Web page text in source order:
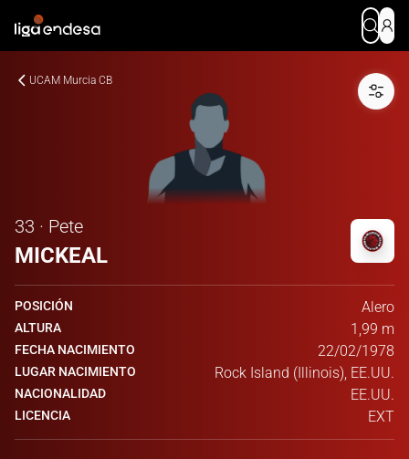
UCAM Murcia CB
33 · Pete
MICKEAL
POSICIÓN Alero
ALTURA 1,99 m
FECHA NACIMIENTO 22/02/1978
LUGAR NACIMIENTO Rock Island (Illinois), EE.UU.
NACIONALIDAD EE.UU.
LICENCIA EXT